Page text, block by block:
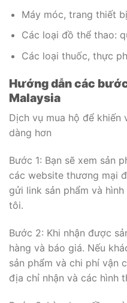
Máy móc, trang thiết bị
Các loại đồ thể thao:
Các loại thuốc, thực
Hướng dẫn các
Malaysia
Dịch vụ mua hộ để khiến
dàng hơn
Bước 1: Bạn sẽ xem sản
các website thương mại
gửi link sản phẩm và
tôi.
Bước 2: Khi nhận được
hàng và báo giá. Nếu
sản phẩm và chi phí vận
địa chỉ nhận và các hình